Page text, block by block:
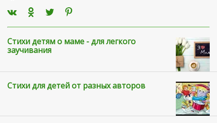
Стихи детям о маме - для легкого
заучивания
Стихи для детей от разных авторов